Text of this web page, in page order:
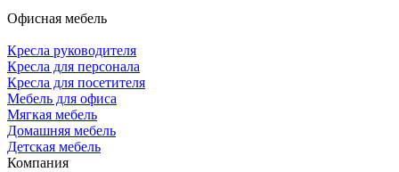
Офисная мебель
Кресла руководителя
Кресла для персонала
Кресла для посетителя
Мебель для офиса
Мягкая мебель
Домашняя мебель
Детская мебель
Компания